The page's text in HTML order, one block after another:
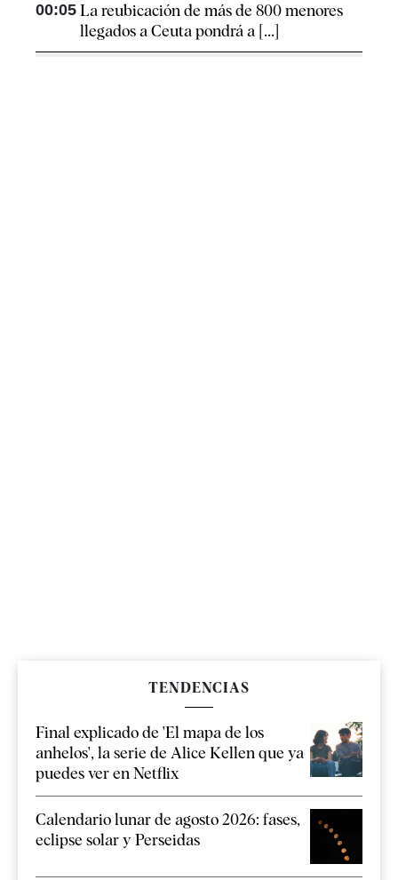
00:05 La reubicación de más de 800 menores
llegados a Ceuta pondrá a [...]
TENDENCIAS
Final explicado de 'El mapa de los
anhelos', la serie de Alice Kellen que ya
puedes ver en Netflix
Calendario lunar de agosto 2026: fases,
eclipse solar y Perseidas